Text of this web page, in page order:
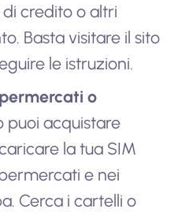
credito o altri
Basta visitare il sito
le istruzioni.
o
puoi acquistare
la tua SIM
e nei
Cerca i cartelli o